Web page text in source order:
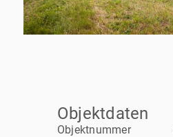
Objektdaten
Objektnummer